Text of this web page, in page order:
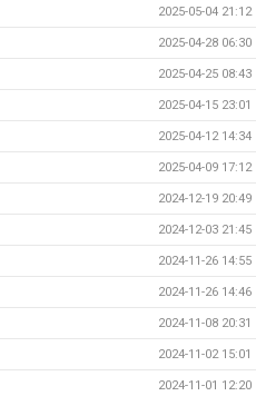
2025-05-04 21:12
2025-04-28 06:30
2025-04-25 08:43
2025-04-15 23:01
2025-04-12 14:34
2025-04-09 17:12
2024-12-19 20:49
2024-12-03 21:45
2024-11-26 14:55
2024-11-26 14:46
2024-11-08 20:31
2024-11-02 15:01
2024-11-01 12:20